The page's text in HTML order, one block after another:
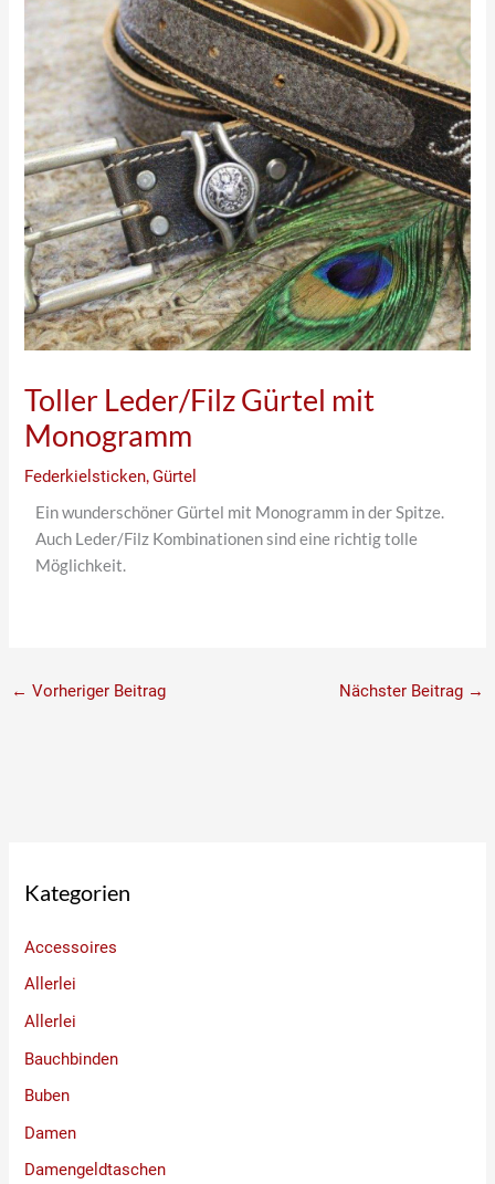
Toller Leder/Filz Gürtel mit
Monogramm
Federkielsticken,Gürtel
Ein wunderschöner Gürtel mit Monogramm in der Spitze.
Auch Leder/Filz Kombinationen sind eine richtig tolle
Möglichkeit.
← Vorheriger Beitrag Nächster Beitrag →
Kategorien
Accessoires
Allerlei
Allerlei
Bauchbinden
Buben
Damen
Damengeldtaschen